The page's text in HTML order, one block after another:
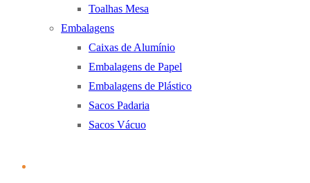
Toalhas Mesa
Embalagens
Caixas de Alumínio
Embalagens de Papel
Embalagens de Plástico
Sacos Padaria
Sacos Vácuo